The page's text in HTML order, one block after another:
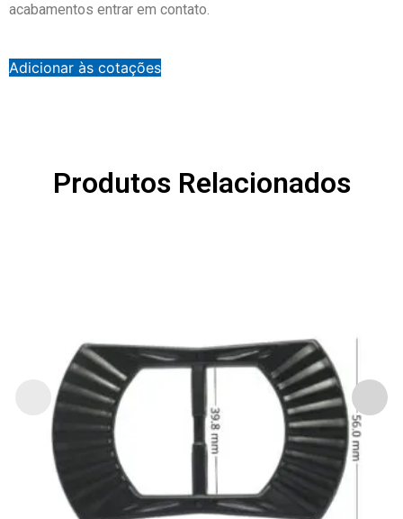
acabamentos entrar em contato.
Adicionar às cotações
Produtos Relacionados